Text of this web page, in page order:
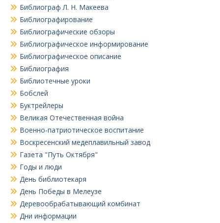
Библиограф Л. Н. Макеева
Библиографирование
Библиографические обзоры
Библиографическое информирование
Библиографическое описание
Библиография
Библиотечные уроки
Бобслей
Буктрейлеры
Великая Отечественная война
Военно-патриотическое воспитание
Воскресенский медеплавильный завод
Газета "Путь Октября"
Годы и люди
День библиотекаря
День Победы в Мелеузе
Деревообрабатывающий комбинат
Дни информации